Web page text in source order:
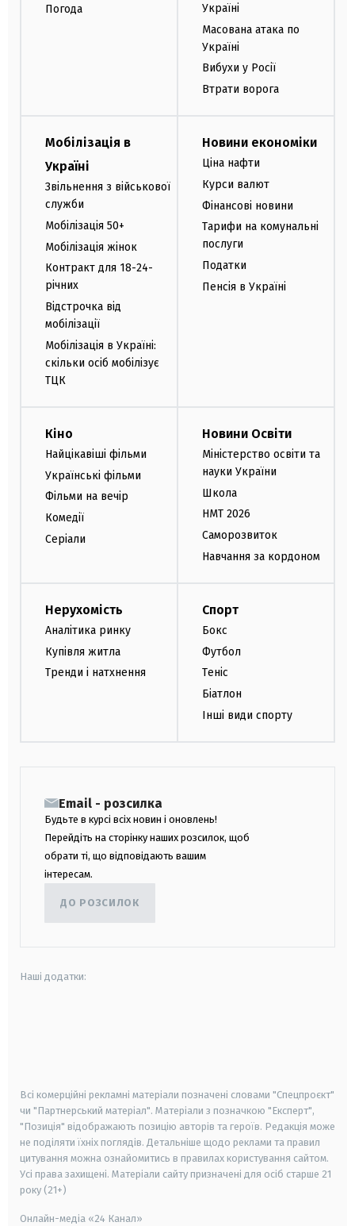
Погода
Україні
Масована атака по
Україні
Вибухи у Росії
Втрати ворога
Мобілізація в
Україні
Звільнення з військової
служби
Мобілізація 50+
Мобілізація жінок
Контракт для 18-24-
річних
Відстрочка від
мобілізації
Мобілізація в Україні:
скільки осіб мобілізує
ТЦК
Новини економіки
Ціна нафти
Курси валют
Фінансові новини
Тарифи на комунальні
послуги
Податки
Пенсія в Україні
Кіно
Найцікавіші фільми
Українські фільми
Фільми на вечір
Комедії
Серіали
Новини Освіти
Міністерство освіти та
науки України
Школа
НМТ 2026
Саморозвиток
Навчання за кордоном
Нерухомість
Аналітика ринку
Купівля житла
Тренди і натхнення
Спорт
Бокс
Футбол
Теніс
Біатлон
Інші види спорту
Email - розсилка
Будьте в курсі всіх новин і оновлень!
Перейдіть на сторінку наших розсилок, щоб
обрати ті, що відповідають вашим
інтересам.
ДО РОЗСИЛОК
Наші додатки:
Всі комерційні рекламні матеріали позначені словами "Спецпроєкт"
чи "Партнерський матеріал". Матеріали з позначкою "Експерт",
"Позиція" відображають позицію авторів та героїв. Редакція може
не поділяти їхніх поглядів. Детальніше щодо реклами та правил
цитування можна ознайомитись в правилах користування сайтом.
Усі права захищені. Матеріали сайту призначені для осіб старше 21
року (21+)
Онлайн-медіа «24 Канал»